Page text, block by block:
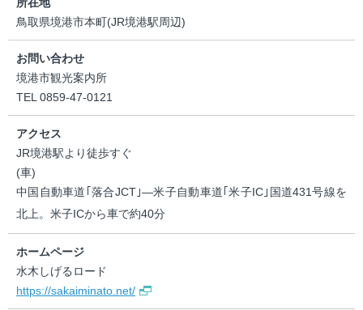
鳥取県境港市本町(JR境港駅周辺)
お問い合わせ
境港市観光案内所
TEL 0859-47-0121
アクセス
JR境港駅より徒歩すぐ
(車)
中国自動車道｢落合JCT｣―米子自動車道｢米子IC｣国道431号線を
北上。米子ICから車で約40分
ホームページ
水木しげるロード
https://sakaiminato.net/